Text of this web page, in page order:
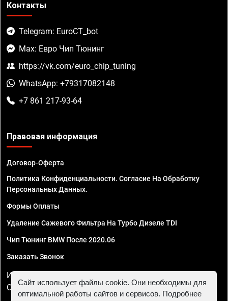
Контакты
Telegram: EuroCT_bot
Max: Евро Чип Тюнинг
https://vk.com/euro_chip_tuning
WhatsApp: +79317082148
+7 861 217-93-64
Правовая информация
Договор-Оферта
Политика Конфиденциальности. Согласие На Обработку
Персональных Данных.
Формы Оплаты
Удаление Сажевого Фильтра На Турбо Дизеле TDI
Чип Тюнинг BMW После 2020.06
Заказать Звонок
ИП Смирнов Георгий Павлович. ИНН 781302555843,
ОГРНИП 324470400032610
Сайт использует файлы cookie. Они необходимы для
оптимальной работы сайтов и сервисов. Подробнее